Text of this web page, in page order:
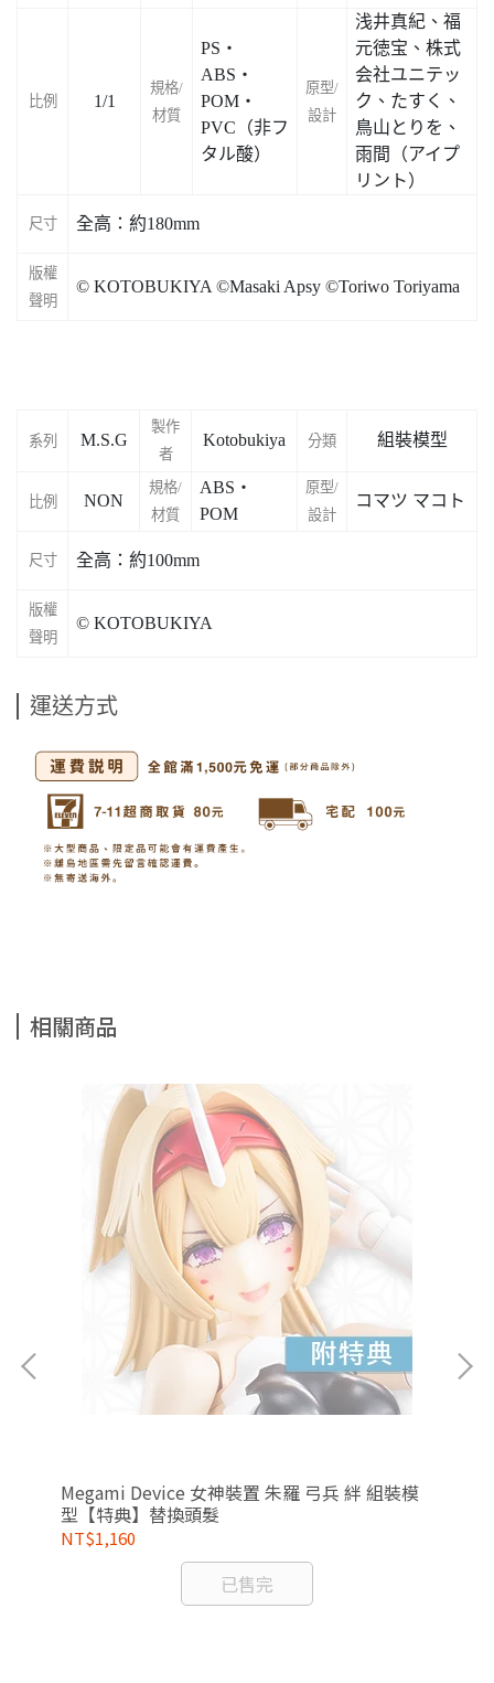
比例 1/1
規格/
材質
PS・
ABS・
POM・
PVC（非フ
タル酸）
原型/
設計
浅井真紀、福
元徳宝、株式
会社ユニテッ
ク、たすく、
鳥山とりを、
雨間（アイプ
リント）
尺寸 全高：約180mm
版權
聲明
© KOTOBUKIYA ©Masaki Apsy ©Toriwo Toriyama
系列 M.S.G
製作
者
Kotobukiya 分類 組裝模型
比例 NON
規格/
材質
ABS・
POM
原型/
設計
コマツ マコト
尺寸 全高：約100mm
版權
聲明
© KOTOBUKIYA
運送方式
相關商品
Megami Device 女神裝置 朱羅 弓兵 絆 組裝模
型【特典】替換頭髮
NT$1,160
已售完